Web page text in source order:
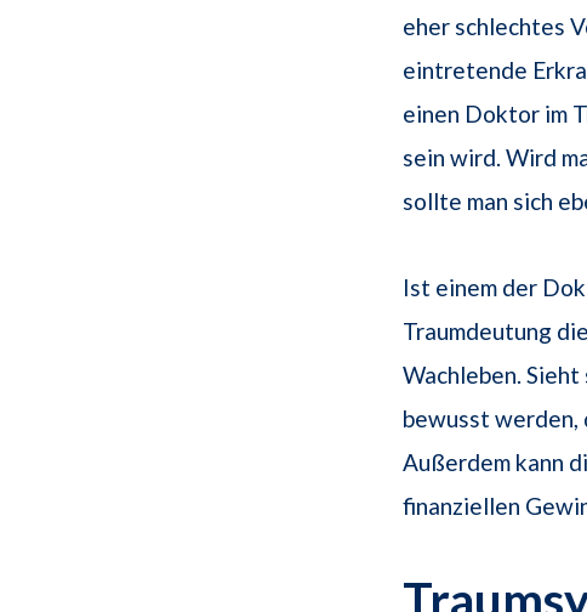
eher schlechtes
eintretende
einen Doktor im
sein wird. Wird
sollte man sich
Ist einem der
Traumdeutung
Wachleben.
bewusst werden,
Außerdem kann
finanziellen